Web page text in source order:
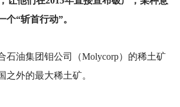
个“斩首行动”。
石油集团钼公司（Molycorp）的稀土矿
之外的最大稀土矿。